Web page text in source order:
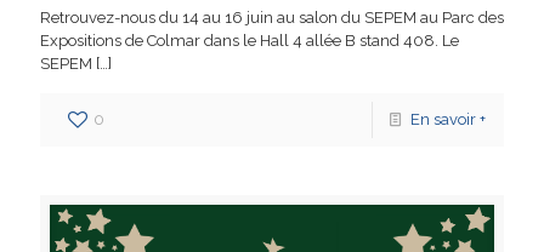
Retrouvez-nous du 14 au 16 juin au salon du SEPEM au Parc des
Expositions de Colmar dans le Hall 4 allée B stand 408. Le
SEPEM […]
0 En savoir +